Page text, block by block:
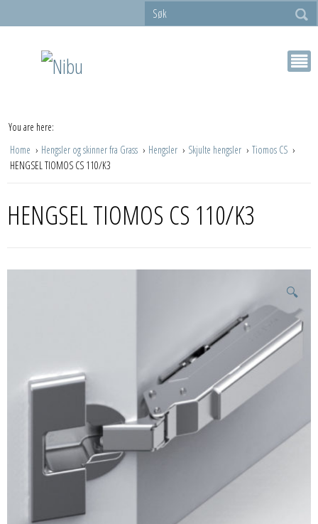
You are here:
Home
Hengsler og skinner fra Grass Hengsler Skjulte hengsler
Tiomos CS
HENGSEL TIOMOS CS 110/K3
HENGSEL TIOMOS CS 110/K3
🔍